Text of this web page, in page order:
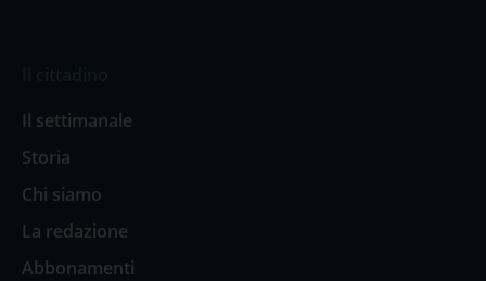
Il settimanale
Storia
Chi siamo
La redazione
Abbonamenti